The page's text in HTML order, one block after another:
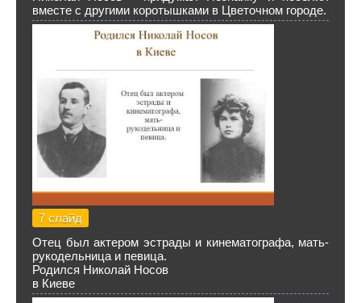
вместе с другими коротышками в Цветочном городе.
7 слайд
Отец был актером эстрады и кинематографа, мать-
рукодельница и певица.
Родился Николай Носов
в Киеве